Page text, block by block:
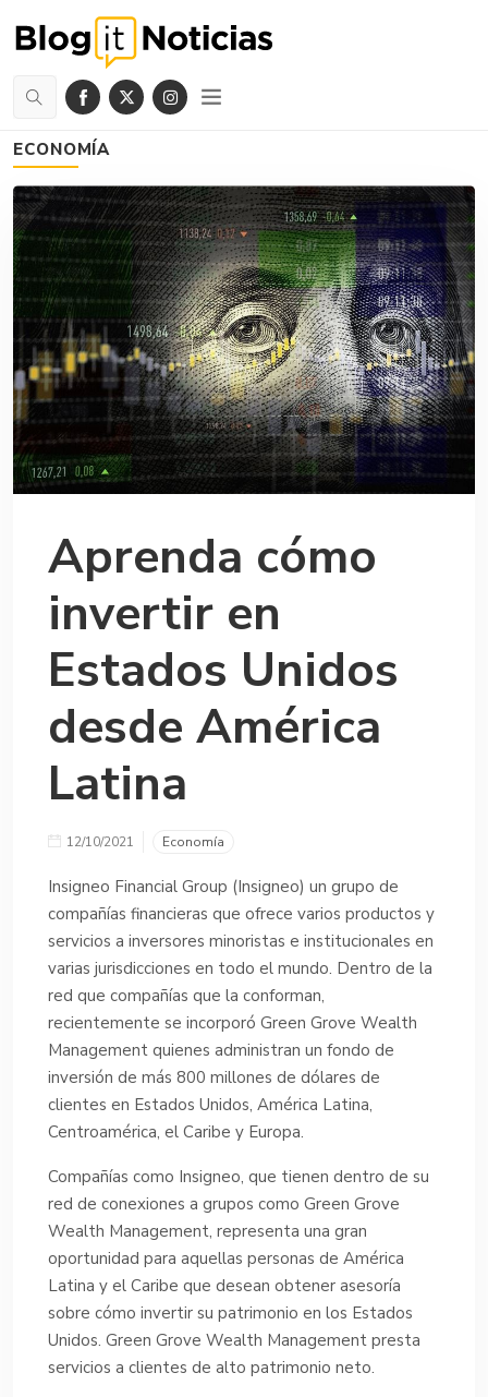
ECONOMÍA
Aprenda cómo
invertir en
Estados Unidos
desde América
Latina
12/10/2021 Economía
Insigneo Financial Group (Insigneo) un grupo de
compañías financieras que ofrece varios productos y
servicios a inversores minoristas e institucionales en
varias jurisdicciones en todo el mundo. Dentro de la
red que compañías que la conforman,
recientemente se incorporó Green Grove Wealth
Management quienes administran un fondo de
inversión de más 800 millones de dólares de
clientes en Estados Unidos, América Latina,
Centroamérica, el Caribe y Europa.
Compañías como Insigneo, que tienen dentro de su
red de conexiones a grupos como Green Grove
Wealth Management, representa una gran
oportunidad para aquellas personas de América
Latina y el Caribe que desean obtener asesoría
sobre cómo invertir su patrimonio en los Estados
Unidos. Green Grove Wealth Management presta
servicios a clientes de alto patrimonio neto.